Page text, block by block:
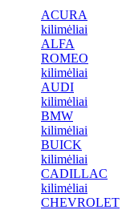
ACURA
kilimėliai
ALFA
ROMEO
kilimėliai
AUDI
kilimėliai
BMW
kilimėliai
BUICK
kilimėliai
CADILLAC
kilimėliai
CHEVROLET